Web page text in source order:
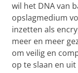
wil het DNA van
opslagmedium
inzetten als
meer en meer
om veilig en
op te slaan en uit